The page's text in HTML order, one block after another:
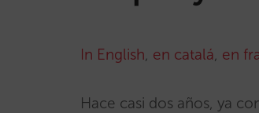
In English, en catalá, en
Hace casi dos años, ya